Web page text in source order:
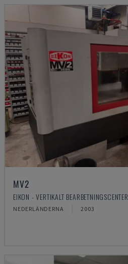
MV2
EIKON - VERTIKALT BEARBETNINGSCENTER
NEDERLÄNDERNA 2003